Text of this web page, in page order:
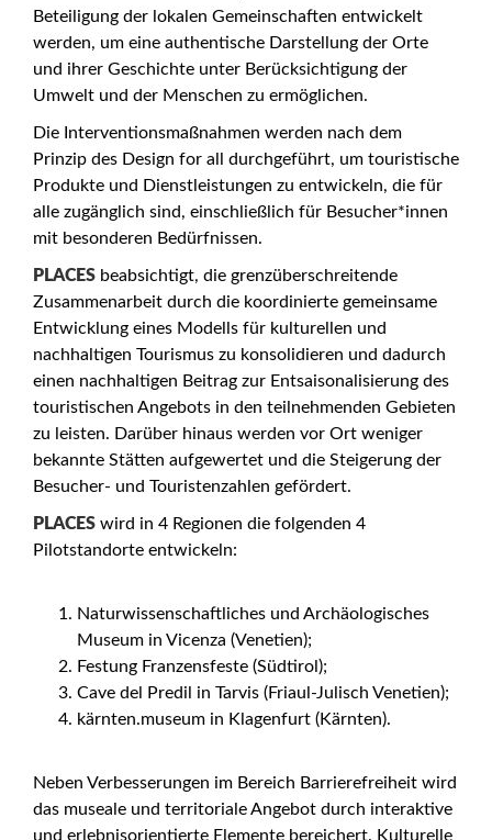
Beteiligung der lokalen Gemeinschaften entwickelt
werden, um eine authentische Darstellung der Orte
und ihrer Geschichte unter Berücksichtigung der
Umwelt und der Menschen zu ermöglichen.
Die Interventionsmaßnahmen werden nach dem
Prinzip des Design for all durchgeführt, um touristische
Produkte und Dienstleistungen zu entwickeln, die für
alle zugänglich sind, einschließlich für Besucher*innen
mit besonderen Bedürfnissen.
PLACES beabsichtigt, die grenzüberschreitende
Zusammenarbeit durch die koordinierte gemeinsame
Entwicklung eines Modells für kulturellen und
nachhaltigen Tourismus zu konsolidieren und dadurch
einen nachhaltigen Beitrag zur Entsaisonalisierung des
touristischen Angebots in den teilnehmenden Gebieten
zu leisten. Darüber hinaus werden vor Ort weniger
bekannte Stätten aufgewertet und die Steigerung der
Besucher- und Touristenzahlen gefördert.
PLACES wird in 4 Regionen die folgenden 4
Pilotstandorte entwickeln:
Naturwissenschaftliches und Archäologisches
Museum in Vicenza (Venetien);
Festung Franzensfeste (Südtirol);
Cave del Predil in Tarvis (Friaul-Julisch Venetien);
kärnten.museum in Klagenfurt (Kärnten).
Neben Verbesserungen im Bereich Barrierefreiheit wird
das museale und territoriale Angebot durch interaktive
und erlebnisorientierte Elemente bereichert. Kulturelle